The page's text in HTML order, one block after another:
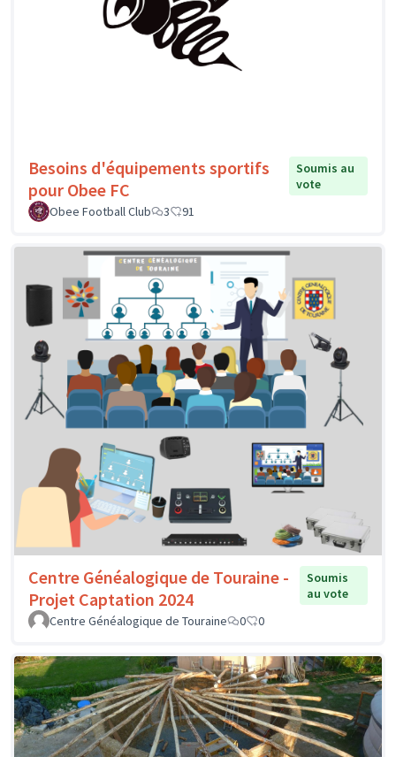
Besoins d'équipements sportifs
pour Obee FC
Soumis au
vote
Obee Football Club
3 91
Centre Généalogique de Touraine -
Projet Captation 2024
Soumis
au vote
Centre Généalogique de Touraine
0 0